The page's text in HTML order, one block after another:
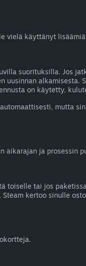
vielä käyttänyt
suorituksilla. Jos
alkamisesta.
on käytetty,
mutta
aikarajan ja prosessin
toiselle tai jos
kertoo sinulle